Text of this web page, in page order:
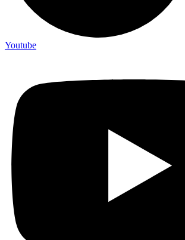
Youtube